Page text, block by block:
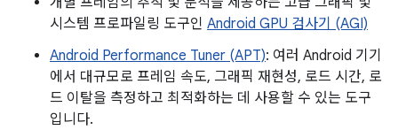
시스템 프로파일링 도구인 Android GPU 검사기 (AGI)
Android Performance Tuner (APT): 여러 Android 기기
에서 대규모로 프레임 속도, 그래픽 재현성, 로드 시간, 로
드 이탈을 측정하고 최적화하는 데 사용할 수 있는 도구
입니다.